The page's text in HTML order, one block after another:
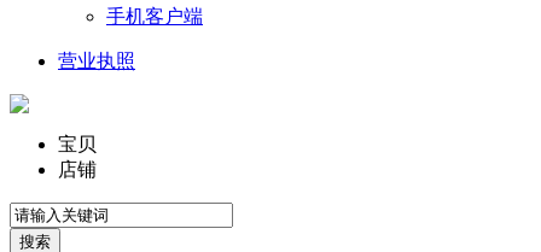
手机客户端
营业执照
宝贝
店铺